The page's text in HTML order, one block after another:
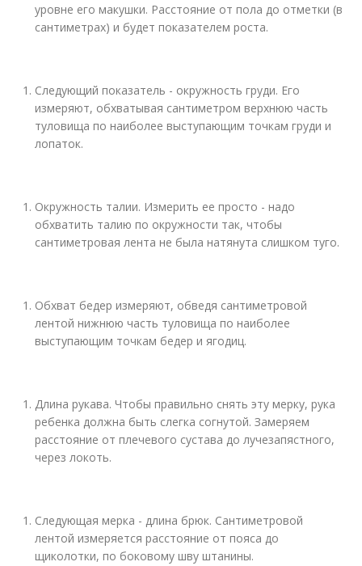
уровне его макушки. Расстояние от пола до отметки (в
сантиметрах) и будет показателем роста.
Следующий показатель - окружность груди. Его
измеряют, обхватывая сантиметром верхнюю часть
туловища по наиболее выступающим точкам груди и
лопаток.
Окружность талии. Измерить ее просто - надо
обхватить талию по окружности так, чтобы
сантиметровая лента не была натянута слишком туго.
Обхват бедер измеряют, обведя сантиметровой
лентой нижнюю часть туловища по наиболее
выступающим точкам бедер и ягодиц.
Длина рукава. Чтобы правильно снять эту мерку, рука
ребенка должна быть слегка согнутой. Замеряем
расстояние от плечевого сустава до лучезапястного,
через локоть.
Следующая мерка - длина брюк. Сантиметровой
лентой измеряется расстояние от пояса до
щиколотки, по боковому шву штанины.